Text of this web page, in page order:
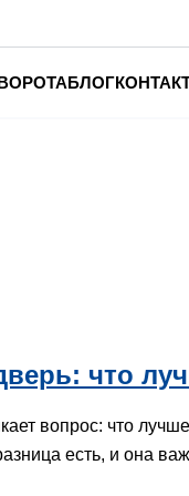
БЛОГ
что
вопрос: что
есть, и она